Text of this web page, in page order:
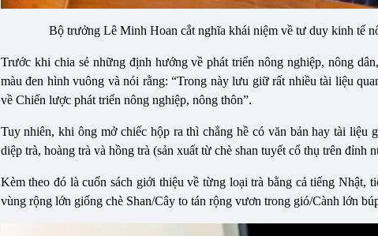
Bộ trưởng Lê Minh Hoan cắt nghĩa khái niệm về tư duy kinh tế
Trước khi chia sẻ những định hướng về phát triển nông nghiệp, nông
màu đen hình vuông và nói rằng: “Trong này lưu giữ rất nhiều tài liệu
về Chiến lược phát triển nông nghiệp, nông thôn”.
Tuy nhiên, khi ông mở chiếc hộp ra thì chẳng hề có văn bản hay tài liệu
diệp trà, hoàng trà và hồng trà (sản xuất từ chè shan tuyết cổ thụ trên
Kèm theo đó là cuốn sách giới thiệu về từng loại trà bằng cả tiếng
vùng rộng lớn giống chè Shan/Cây to tán rộng vươn trong gió/Cành lớn